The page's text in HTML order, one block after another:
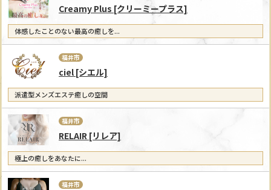
Creamy Plus [クリーミープラス]
体感したことのない最高の癒しを...
福井市
ciel [シエル]
派遣型メンズエステ癒しの空間
福井市
RELAIR [リレア]
極上の癒しをあなたに...
福井市